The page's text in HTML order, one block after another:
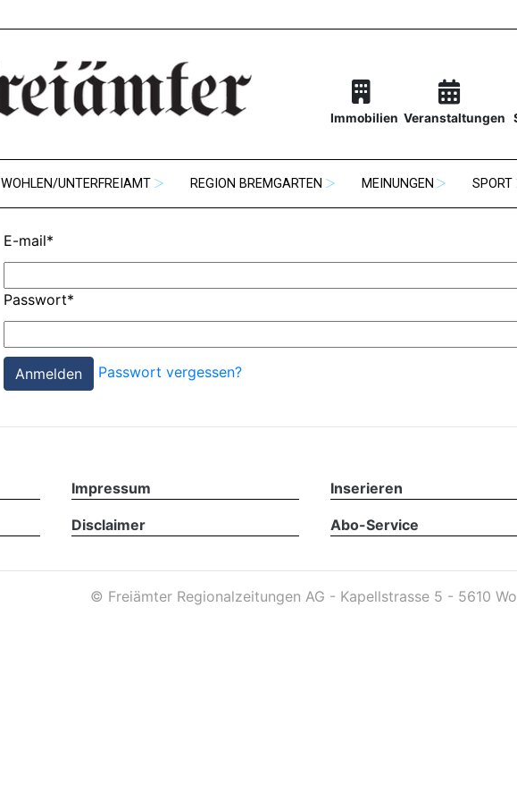
Immobilien Veranstaltungen
WOHLEN/UNTERFREIAMT REGION BREMGARTEN MEINUNGEN SPORT
E-mail*
Passwort*
Passwort vergessen?
Impressum Inserieren
Disclaimer Abo-Service
© Freiämter Regionalzeitungen AG - Kapellstrasse 5 - 5610